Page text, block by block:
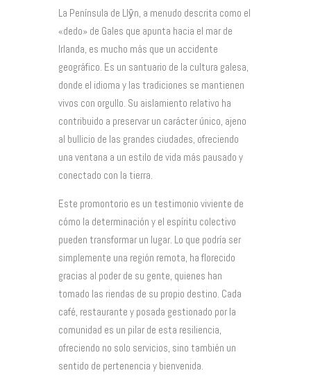
La Península de Llŷn, a menudo descrita como el
«dedo» de Gales que apunta hacia el mar de
Irlanda, es mucho más que un accidente
geográfico. Es un santuario de la cultura galesa,
donde el idioma y las tradiciones se mantienen
vivos con orgullo. Su aislamiento relativo ha
contribuido a preservar un carácter único, ajeno
al bullicio de las grandes ciudades, ofreciendo
una ventana a un estilo de vida más pausado y
conectado con la tierra.
Este promontorio es un testimonio viviente de
cómo la determinación y el espíritu colectivo
pueden transformar un lugar. Lo que podría ser
simplemente una región remota, ha florecido
gracias al poder de su gente, quienes han
tomado las riendas de su propio destino. Cada
café, restaurante y posada gestionado por la
comunidad es un pilar de esta resiliencia,
ofreciendo no solo servicios, sino también un
sentido de pertenencia y bienvenida.